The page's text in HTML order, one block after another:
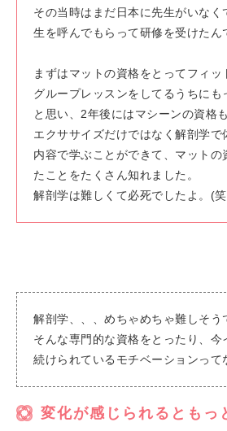
その当時はまだ日本に先生がいなく
生を呼んでもらって研修を受けたん
まずはマットの資格をとってフィッ
グループレッスンをしてるうちにも
と思い、2年後にはマシーンの資格
エクササイズだけではなく解剖学で
内容で学ぶことができて、マットの
たことをたくさん知れました。
解剖学は難しくて必死でしたよ。(
解剖学、、、めちゃめちゃ難しそう
そんな専門的な資格をとったり、今
続けられているモチベーションって
変化が感じられるともっ